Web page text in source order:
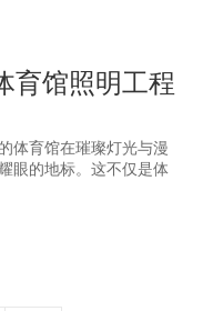
育馆照明工程
体育馆在璀璨灯光与漫
眼的地标。这不仅是体